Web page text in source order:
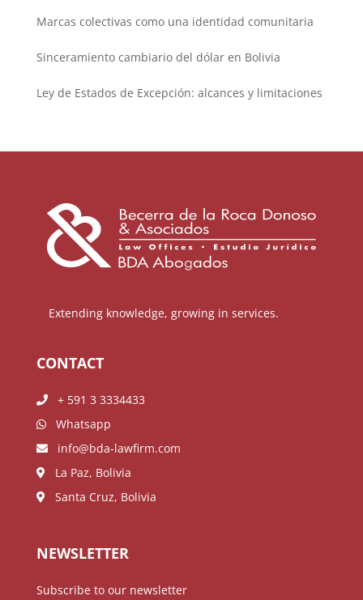
Marcas colectivas como una identidad comunitaria
Sinceramiento cambiario del dólar en Bolivia
Ley de Estados de Excepción: alcances y limitaciones
Extending knowledge, growing in services.
CONTACT
+ 591 3 3334433
Whatsapp
info@bda-lawfirm.com
La Paz, Bolivia
Santa Cruz, Bolivia
NEWSLETTER
Subscribe to our newsletter